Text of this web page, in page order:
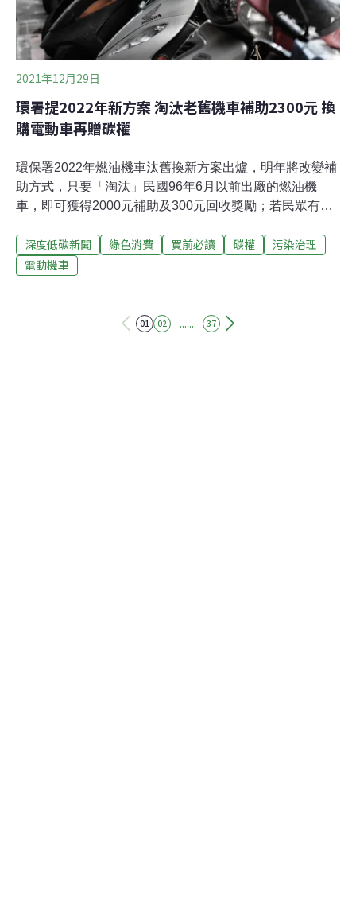
新購車輛，
2021年12月29日
環署提2022年新方案 淘汰老舊機車補助2300元 換
購電動車再贈碳權
環保署2022年燃油機車汰舊換新方案出爐，明年將改變補
助方式，只要「淘汰」民國96年6月以前出廠的燃油機
車，即可獲得2000元補助及300元回收獎勵；若民眾有新
2.3噸的減碳憑證，同等價值1000元起跳，想把老舊燃油
機車換為電動機車的民眾，可再等明年再下手。汰舊換新
2020年開始補助機車汰舊換新，淘汰一輛老舊機車（2007
深度低碳新聞 綠色消費 買前必讀 碳權
污染治理
電動機車
01 02 ...... 37